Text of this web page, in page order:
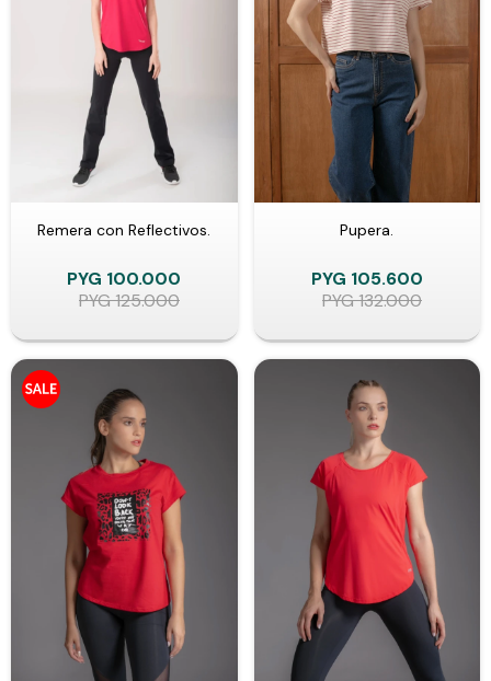
Remera con Reflectivos.
PYG 100.000
PYG125.000
Pupera.
PYG 105.600
PYG132.000